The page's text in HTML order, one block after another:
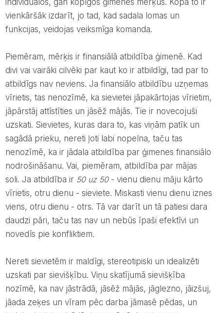
individuālos, gan kopīgos ģimenes mērķus. Kopā to ir
vienkāršāk izdarīt, jo tad, kad sadala lomas un
funkcijas, veidojas veiksmīga komanda.
Piemēram, mērķis ir finansiālā atbildība ģimenē. Kad
divi vai vairāki cilvēki par kaut ko ir atbildīgi, tad par to
atbildīgs nav neviens. Ja finansiālo atbildību uzņemas
vīrietis, tas nenozīmē, ka sievietei jāpakārtojas vīrietim,
jāpārstāj attīstīties un jāsēž mājās. Tie ir novecojuši
uzskati. Sievietes, kuras dara to, kas viņām patīk un
sagādā prieku, nereti ļoti labi nopelna, taču tas
nenozīmē, ka ir jādala atbildība par ģimenes finansiālo
nodrošināšanu. Vai, piemēram, atbildība par mājas
soli. Ja atbildība ir 50 uz 50- vienu dienu māju kārto
vīrietis, otru dienu - sieviete. Miskasti vienu dienu iznes
viens, otru dienu - otrs. Tā var darīt un tā patiesi dara
daudzi pāri, taču tas nav un nebūs īpaši efektīvi un
novedīs pie konfliktiem.
Nereti sievietēm ir maldīgi, stereotipiski un idealizēti
uzskati par sievišķību. Viņu skatījumā sievišķība
nozīmē, ka nav jāstrādā, jāsēž mājās, jāglezno, jāizšuj,
jāada zeķes un vīram pēc darba jāmasē pēdas, un